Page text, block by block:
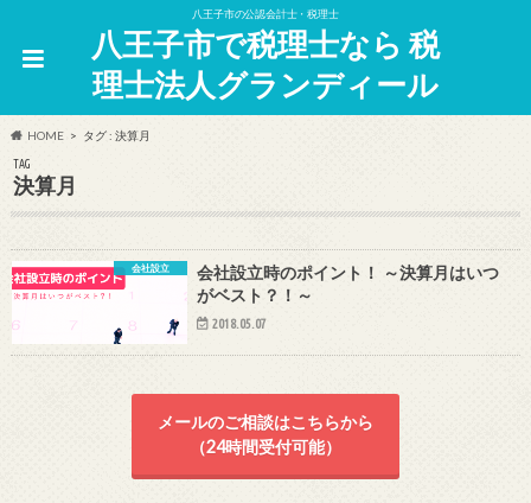
八王子市の公認会計士・税理士
八王子市で税理士なら 税
理士法人グランディール
HOME タグ : 決算月
TAG
決算月
会社設立
会社設立時のポイント！ ～決算月はいつ
がベスト？！～
2018.05.07
メールのご相談はこちらから
（24時間受付可能）